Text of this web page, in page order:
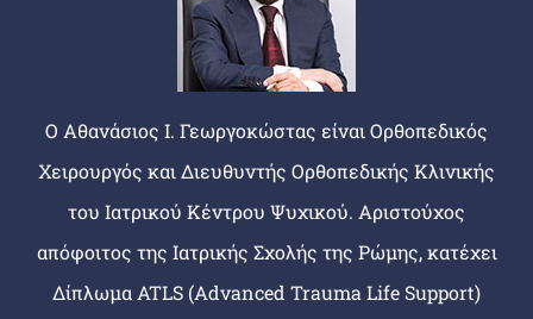
Ο Αθανάσιος Ι. Γεωργοκώστας είναι Ορθοπεδικός
Χειρουργός και Διευθυντής Ορθοπεδικής Κλινικής
του Ιατρικού Κέντρου Ψυχικού. Αριστούχος
απόφοιτος της Ιατρικής Σχολής της Ρώμης, κατέχει
Δίπλωμα ATLS (Advanced Trauma Life Support)